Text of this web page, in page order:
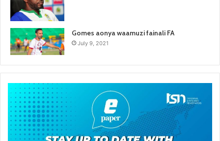
Gomes aonya waamuzi fainali FA
July 9, 2021